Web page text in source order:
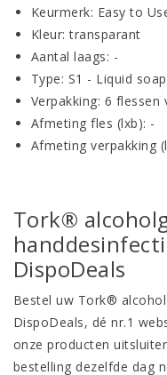
Keurmerk: Easy to
Kleur: transparant
Aantal laags: -
Type: S1 - Liquid
Verpakking: 6 flessen
Afmeting fles (lxb): -
Afmeting verpakking
Tork®
DispoDeals
Bestel uw Tork®
DispoDeals, dé nr.1
onze producten
bestelling dezelfde dag